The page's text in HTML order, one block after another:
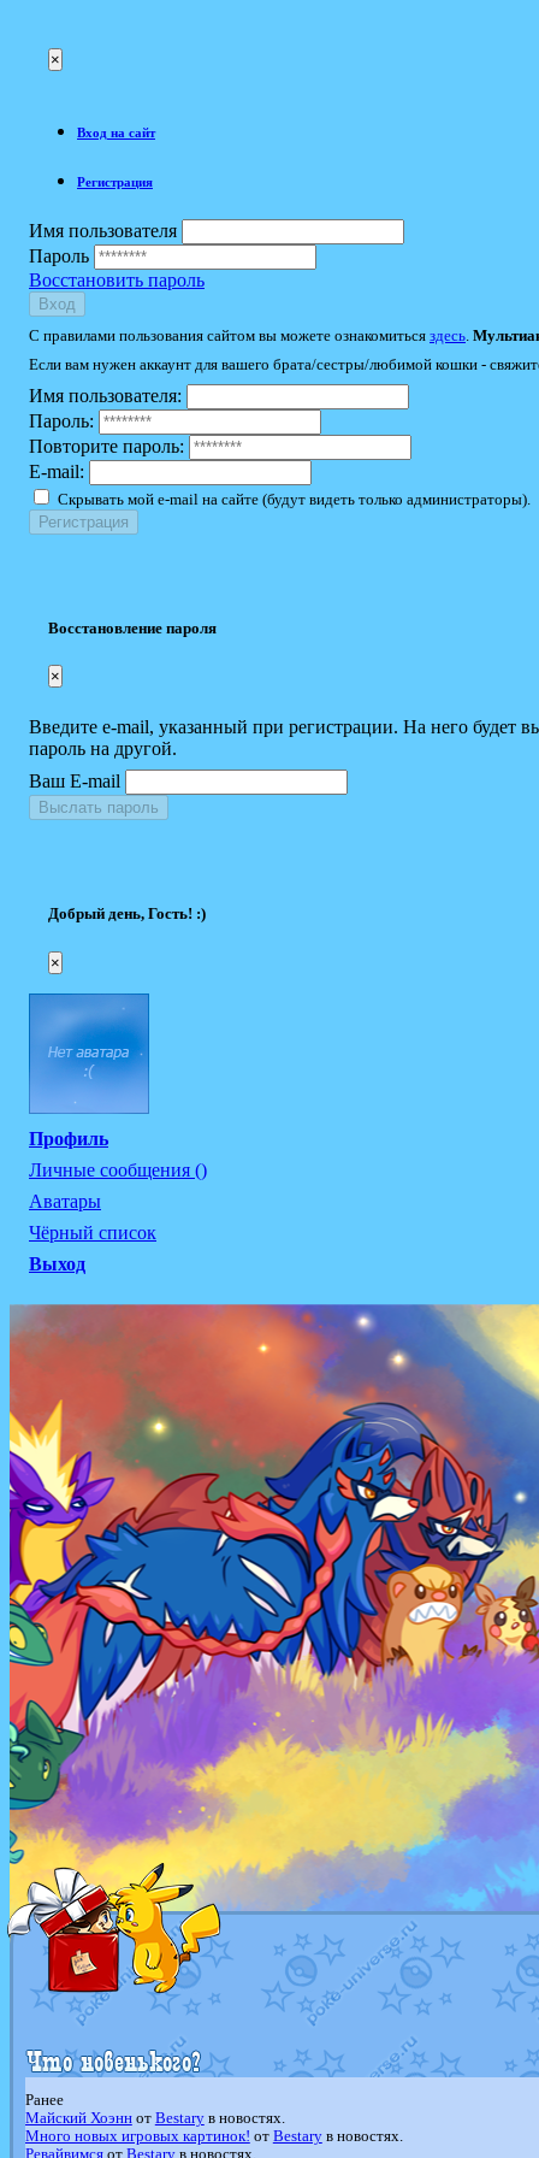
×
Вход на сайт
Регистрация
Имя пользователя
Пароль
Восстановить пароль
Вход
С правилами пользования сайтом вы можете ознакомиться здесь
Если вам нужен аккаунт для вашего брата/сестры/любимой кошки -
Имя пользователя:
Пароль:
Повторите пароль:
E-mail:
Скрывать мой e-mail на сайте (будут видеть только администраторы).
Восстановление пароля
×
Введите e-mail, указанный при регистрации. На него будет
пароль на другой.
Ваш E-mail
Выслать пароль
Добрый день, Гость! :)
×
Профиль
Личные сообщения ()
Аватары
Чёрный список
Выход
Ранее
Майский Хоэннот Bestaryв новостях.
Много новых игровых картинок! от Bestaryв новостях.
Ревайвимсяот Bestaryв новостях.